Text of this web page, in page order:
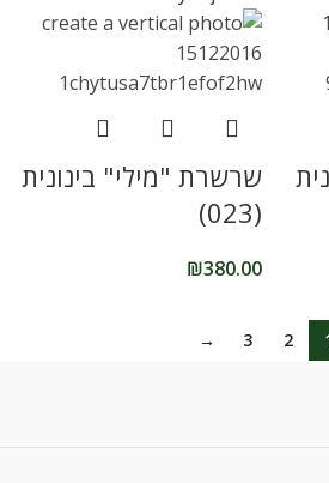
שרשרת "מילי" בינונית
(023)
₪380.00
2
3
→